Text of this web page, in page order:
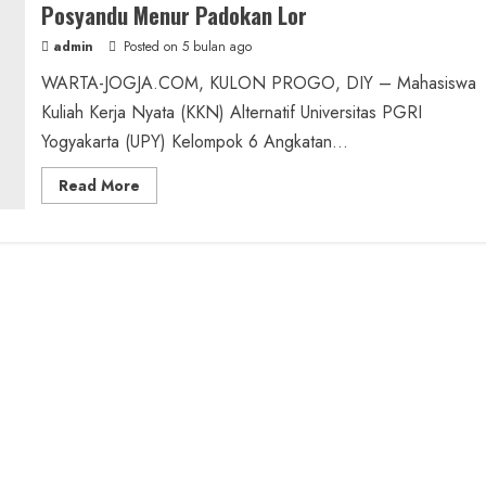
Posyandu Menur Padokan Lor
admin Posted on 5 bulan ago
WARTA-JOGJA.COM, KULON PROGO, DIY – Mahasiswa
Kuliah Kerja Nyata (KKN) Alternatif Universitas PGRI
Yogyakarta (UPY) Kelompok 6 Angkatan...
Read MoreRead
more